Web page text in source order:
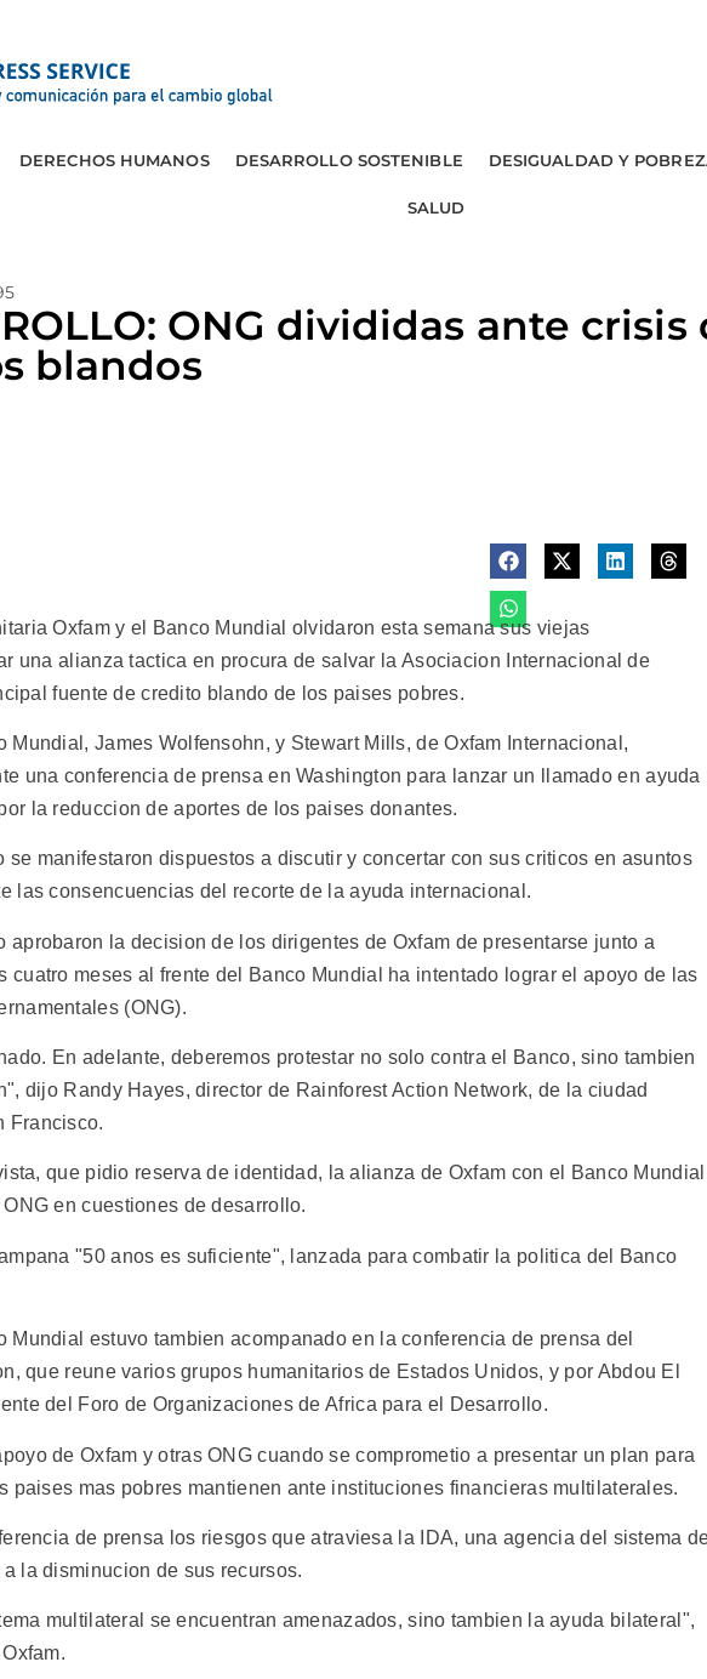
DERECHOS HUMANOS DESARROLLO SOSTENIBLE DESIGUALDAD Y
SALUD
ONG divididas ante
blandos
Oxfam y el Banco Mundial olvidaron esta semana sus viejas
una alianza tactica en procura de salvar la Asociacion Internacional de
fuente de credito blando de los paises pobres.
Mundial, James Wolfensohn, y Stewart Mills, de Oxfam Internacional,
una conferencia de prensa en Washington para lanzar un llamado en ayuda
la reduccion de aportes de los paises donantes.
se manifestaron dispuestos a discutir y concertar con sus criticos en asuntos
las consencuencias del recorte de la ayuda internacional.
aprobaron la decision de los dirigentes de Oxfam de presentarse junto a
cuatro meses al frente del Banco Mundial ha intentado lograr el apoyo de las
(ONG).
En adelante, deberemos protestar no solo contra el Banco, sino tambien
dijo Randy Hayes, director de Rainforest Action Network, de la ciudad
Francisco.
que pidio reserva de identidad, la alianza de Oxfam con el Banco Mundial
en cuestiones de desarrollo.
"50 anos es suficiente", lanzada para combatir la politica del Banco
Mundial estuvo tambien acompanado en la conferencia de prensa del
que reune varios grupos humanitarios de Estados Unidos, y por Abdou El
del Foro de Organizaciones de Africa para el Desarrollo.
de Oxfam y otras ONG cuando se comprometio a presentar un plan para
paises mas pobres mantienen ante instituciones financieras multilaterales.
de prensa los riesgos que atraviesa la IDA, una agencia del sistema
la disminucion de sus recursos.
multilateral se encuentran amenazados, sino tambien la ayuda bilateral",